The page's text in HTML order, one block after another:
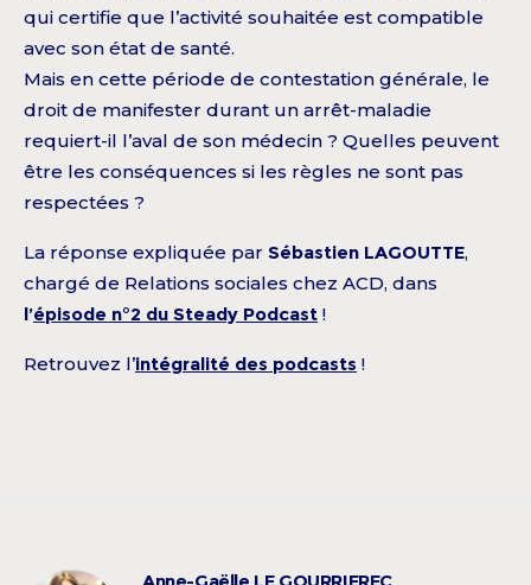
qui certifie que l’activité souhaitée est compatible
avec son état de santé.
Mais en cette période de contestation générale, le
droit de manifester durant un arrêt-maladie
requiert-il l’aval de son médecin ? Quelles peuvent
être les conséquences si les règles ne sont pas
respectées ?
La réponse expliquée par Sébastien LAGOUTTE,
chargé de Relations sociales chez ACD, dans
l’épisode n°2 du Steady Podcast !
Retrouvez l’intégralité des podcasts !